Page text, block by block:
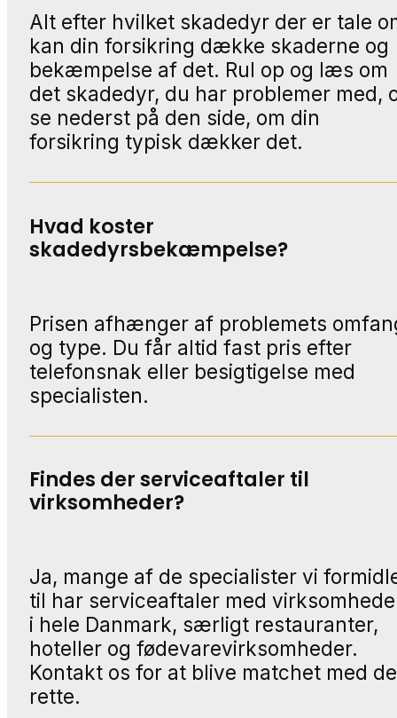
Alt efter hvilket skadedyr der er tale
kan din forsikring dække skaderne og
bekæmpelse af det. Rul op og læs om
det skadedyr, du har problemer med,
se nederst på den side, om din
forsikring typisk dækker det.
Hvad koster
skadedyrsbekæmpelse?
Prisen afhænger af problemets
og type. Du får altid fast pris efter
telefonsnak eller besigtigelse med
specialisten.
Findes der serviceaftaler til
virksomheder?
Ja, mange af de specialister vi
til har serviceaftaler med
i hele Danmark, særligt restauranter,
hoteller og fødevarevirksomheder.
Kontakt os for at blive matchet med
rette.